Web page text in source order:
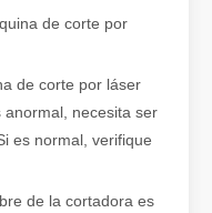
del corte En esencia, el
de corte por
de corte por láser
necesita ser
es normal, verifique
de la cortadora es